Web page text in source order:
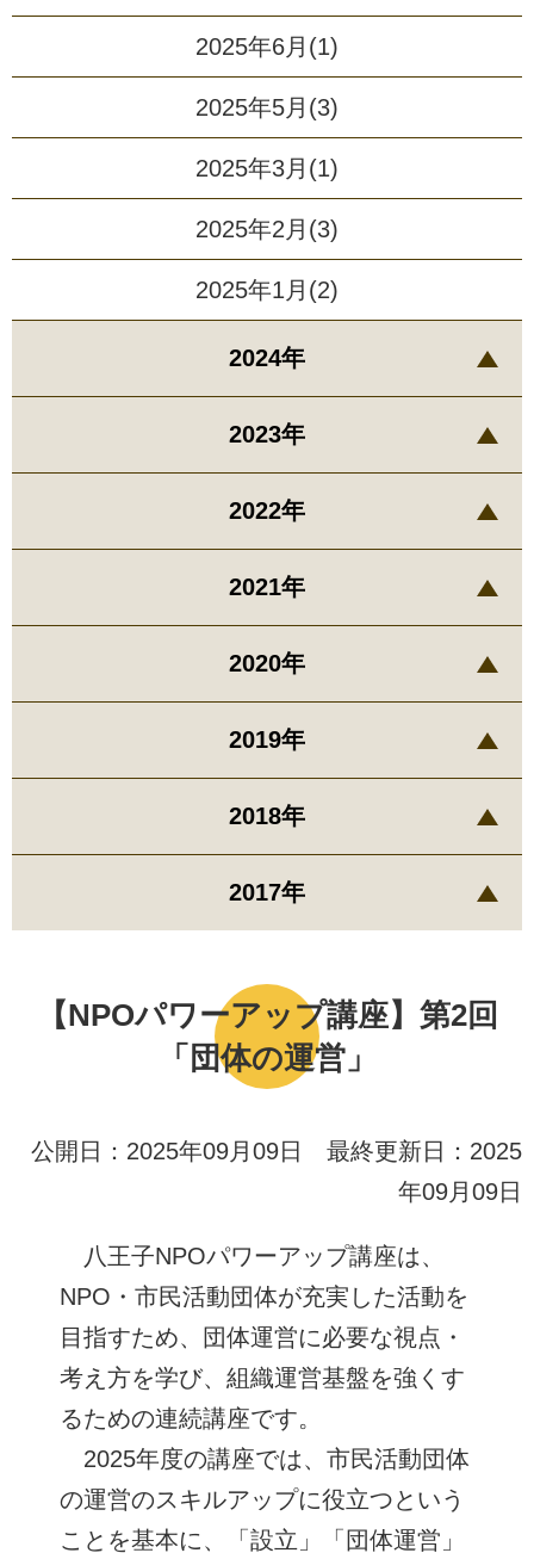
【NPOパワーアップ講座】第2回
「団体の運営」
公開日：2025年09月09日 最終更新日：2025
年09月09日
八王子NPOパワーアップ講座は、
NPO・市民活動団体が充実した活動を
目指すため、団体運営に必要な視点・
考え方を学び、組織運営基盤を強くす
るための連続講座です。
2025年度の講座では、市民活動団体
の運営のスキルアップに役立つという
ことを基本に、「設立」「団体運営」
2025年6月(1)
2025年5月(3)
2025年3月(1)
2025年2月(3)
2025年1月(2)
2024年
2023年
2022年
2021年
2020年
2019年
2018年
2017年